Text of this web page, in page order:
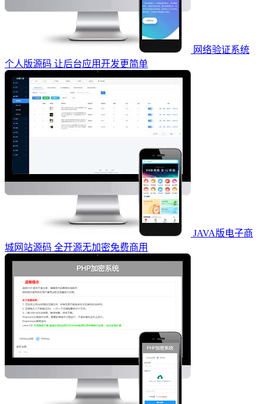
网络验证系统
个人版源码 让后台应用开发更简单
JAVA版电子商
城网站源码 全开源无加密免费商用